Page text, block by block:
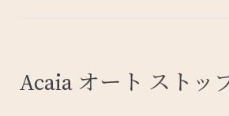
Acaia オート ストッ